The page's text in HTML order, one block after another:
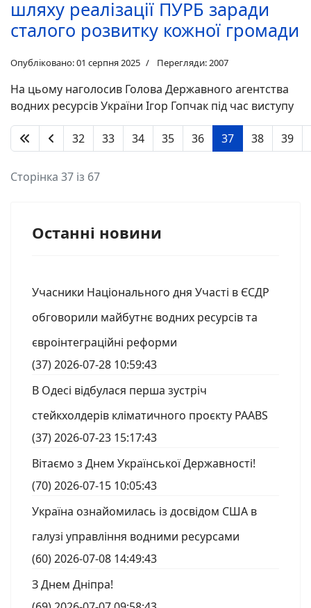
шляху реалізації ПУРБ заради
сталого розвитку кожної громади
Опубліковано: 01 серпня 2025 Перегляди: 2007
На цьому наголосив Голова Державного агентства
водних ресурсів України Ігор Гопчак під час виступу
32 33 34 35 36 37 38 39
Сторінка 37 із 67
Останні новини
Учасники Національного дня Участі в ЄСДР
обговорили майбутнє водних ресурсів та
євроінтеграційні реформи
(37)2026-07-28 10:59:43
В Одесі відбулася перша зустріч
стейкхолдерів кліматичного проєкту PAABS
(37)2026-07-23 15:17:43
Вітаємо з Днем Української Державності!
(70)2026-07-15 10:05:43
Україна ознайомилась із досвідом США в
галузі управління водними ресурсами
(60)2026-07-08 14:49:43
З Днем Дніпра!